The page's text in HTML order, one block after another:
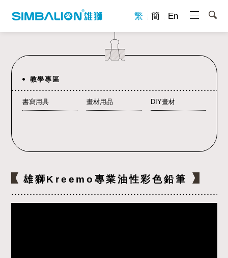
繁 簡 En
教學專區
書寫用具 畫材用品 DIY畫材
雄獅Kreemo專業油性彩色鉛筆